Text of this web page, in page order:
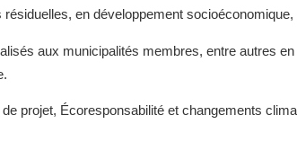
en développement
aux municipalités membres, entre autres
projet, Écoresponsabilité et changements